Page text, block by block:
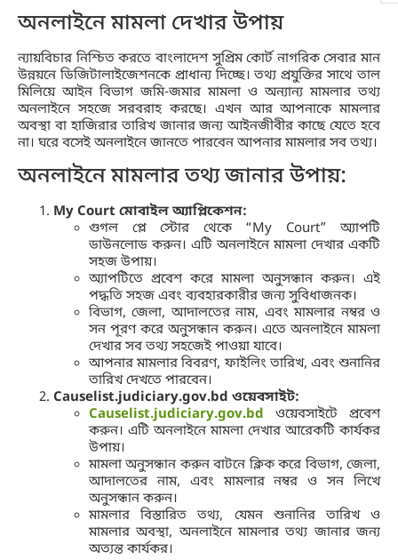
অনলাইনে মামলা দেখার উপায়
ন্যায়বিচার নিশ্চিত করতে বাংলাদেশ সুপ্রিম কোর্ট নাগরিক সেবার মান
উন্নয়নে ডিজিটালাইজেশনকে প্রাধান্য দিচ্ছে। তথ্য প্রযুক্তির সাথে তাল
মিলিয়ে আইন বিভাগ জমি-জমার মামলা ও অন্যান্য মামলার তথ্য
অনলাইনে সহজে সরবরাহ করছে। এখন আর আপনাকে মামলার
অবস্থা বা হাজিরার তারিখ জানার জন্য আইনজীবীর কাছে যেতে হবে
না। ঘরে বসেই অনলাইনে জানতে পারবেন আপনার মামলার সব তথ্য।
অনলাইনে মামলার তথ্য জানার উপায়:
My Court মোবাইল অ্যাপ্লিকেশন:
গুগল প্লে স্টোর থেকে “My Court” অ্যাপটি
ডাউনলোড করুন। এটি অনলাইনে মামলা দেখার একটি
সহজ উপায়।
অ্যাপটিতে প্রবেশ করে মামলা অনুসন্ধান করুন। এই
পদ্ধতি সহজ এবং ব্যবহারকারীর জন্য সুবিধাজনক।
বিভাগ, জেলা, আদালতের নাম, এবং মামলার নম্বর ও
সন পূরণ করে অনুসন্ধান করুন। এতে অনলাইনে মামলা
দেখার সব তথ্য সহজেই পাওয়া যাবে।
আপনার মামলার বিবরণ, ফাইলিং তারিখ, এবং শুনানির
তারিখ দেখতে পারবেন।
Causelist.judiciary.gov.bd ওয়েবসাইট:
Causelist.judiciary.gov.bd ওয়েবসাইটে প্রবেশ
করুন। এটি অনলাইনে মামলা দেখার আরেকটি কার্যকর
উপায়।
মামলা অনুসন্ধান করুন বাটনে ক্লিক করে বিভাগ, জেলা,
আদালতের নাম, এবং মামলার নম্বর ও সন লিখে
অনুসন্ধান করুন।
মামলার বিস্তারিত তথ্য, যেমন শুনানির তারিখ ও
মামলার অবস্থা, অনলাইনে মামলার তথ্য জানার জন্য
অত্যন্ত কার্যকর।